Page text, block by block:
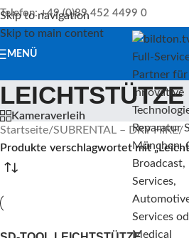
Skip to navigation
Skip to main content
Telefon: +49 (0)89 452 4499 0
MENÜ
LEICHTSTÜTZE
Kameraverleih
Startseite/SUBRENTAL – DRY HIRE/
Produkte verschlagwortet mit